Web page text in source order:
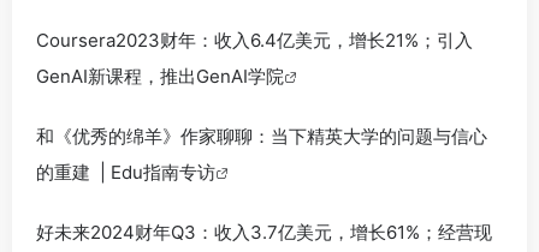
Coursera2023财年：收入6.4亿美元，增长21%；引入
GenAI新课程，推出GenAI学院
和《优秀的绵羊》作家聊聊：当下精英大学的问题与信心
的重建 | Edu指南专访
好未来2024财年Q3：收入3.7亿美元，增长61%；经营现